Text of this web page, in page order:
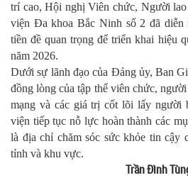
trí cao, Hội nghị Viên chức, Người lao
viện Đa khoa Bắc Ninh số 2 đã diễn
tiền đề quan trọng để triển khai hiệu
năm 2026.
Dưới sự lãnh đạo của Đảng ủy, Ban
đồng lòng của tập thể viên chức,
mạng và các giá trị cốt lõi lấy người
viện tiếp tục nỗ lực hoàn thành các
là địa chỉ chăm sóc sức khỏe tin cậy
tỉnh và khu vực.
Trần Đình